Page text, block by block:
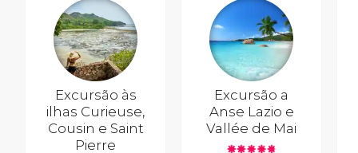
Excursão às
ilhas Curieuse,
Cousin e Saint
Pierre
Excursão a
Anse Lazio e
Vallée de Mai